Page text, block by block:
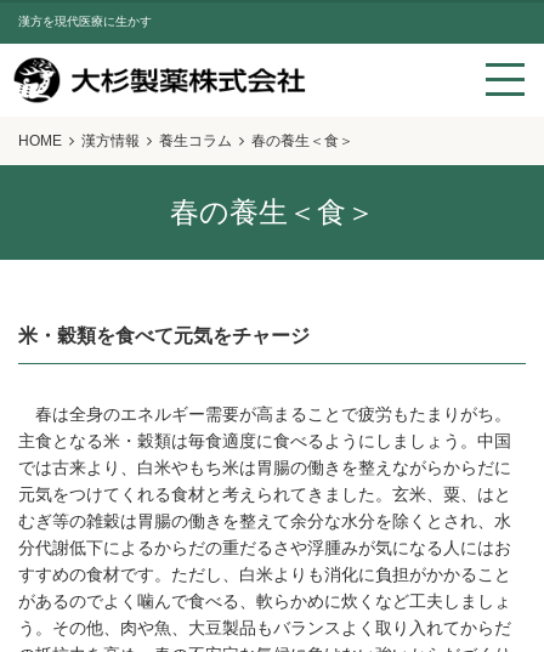
漢方を現代医療に生かす
HOME 漢方情報 養生コラム 春の養生＜食＞
春の養生＜食＞
米・穀類を食べて元気をチャージ
春は全身のエネルギー需要が高まることで疲労もたまりがち。
主食となる米・穀類は毎食適度に食べるようにしましょう。中国
では古来より、白米やもち米は胃腸の働きを整えながらからだに
元気をつけてくれる食材と考えられてきました。玄米、粟、はと
むぎ等の雑穀は胃腸の働きを整えて余分な水分を除くとされ、水
分代謝低下によるからだの重だるさや浮腫みが気になる人にはお
すすめの食材です。ただし、白米よりも消化に負担がかかること
があるのでよく噛んで食べる、軟らかめに炊くなど工夫しましょ
う。その他、肉や魚、大豆製品もバランスよく取り入れてからだ